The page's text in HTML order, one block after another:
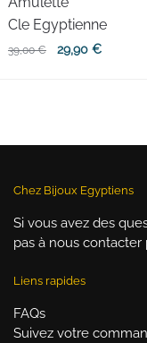
Cle Egyptienne
39,00€
Le
29,90 €Le
Chez Bijoux Egyptiens
Si vous avez des
pas à nous
Liens rapides
FAQs
Suivez votre